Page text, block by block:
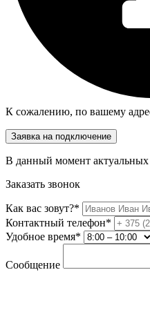
К сожалению, по вашему
Заявка на подключение
В данный момент
Заказать звонок
Как вас зовут?*
Контактный телефон*
Удобное время*
Сообщение